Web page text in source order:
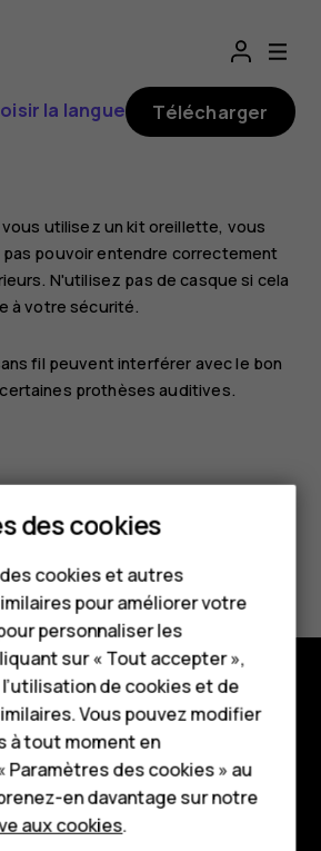
classiques
M
entreprises
la langue Télécharger
utilisez un kit oreillette, vous
pouvoir entendre correctement
N'utilisez pas de casque si cela
à votre sécurité.
fil peuvent interférer avec le bon
prothèses auditives.
des cookies
cookies et autres
pour améliorer votre
personnaliser les
sur « Tout accepter »,
de cookies et de
Vous pouvez modifier
à tout moment en
Paramètres des cookies » au
en davantage sur notre
aux cookies.